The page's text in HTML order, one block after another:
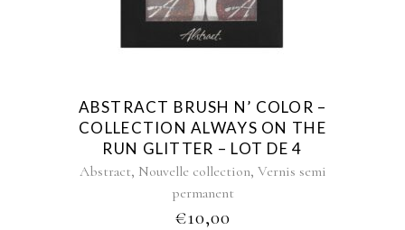
ABSTRACT BRUSH N’ COLOR –
COLLECTION ALWAYS ON THE
RUN GLITTER – LOT DE 4
Abstract, Nouvelle collection, Vernis semi
permanent
€10,00